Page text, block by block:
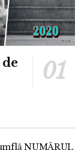
de
NUMĂRUL